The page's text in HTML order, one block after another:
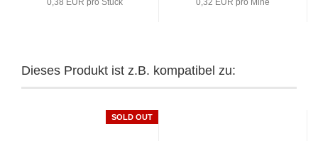
0,38 EUR pro Stück 0,32 EUR pro Mine
Dieses Produkt ist z.B. kompatibel zu:
SOLD OUT